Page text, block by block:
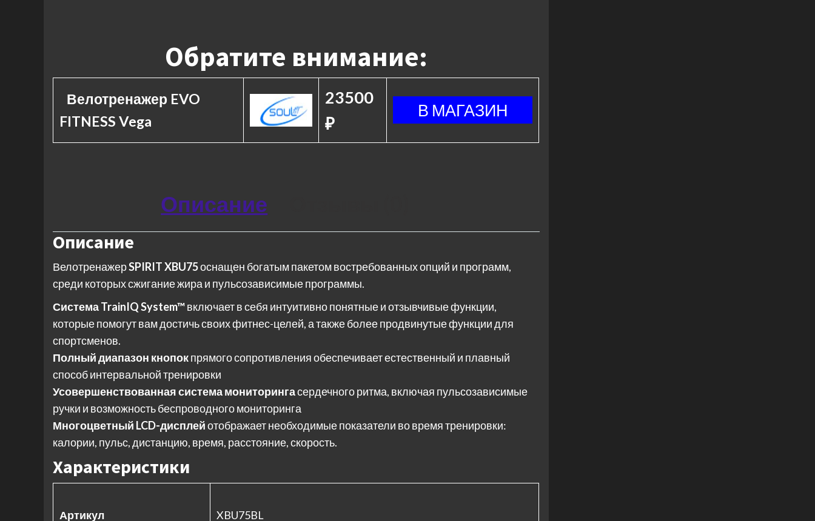
Обратите внимание:
Велотренажер EVO
FITNESS Vega
23500
₽
Описание
Описание
ВелотренажерSPIRIT XBU75оснащен богатым пакетом востребованных опций и программ,
среди которых сжигание жира и пульсозависимые программы.
Система TrainIQ System™включает в себя интуитивно понятные и отзывчивые функции,
которые помогут вам достичь своих фитнес-целей, а также более продвинутые функции для
спортсменов.
Полный диапазон кнопокпрямого сопротивления обеспечивает естественный и плавный
способ интервальной тренировки
Усовершенствованная система мониторингасердечного ритма, включая пульсозависимые
ручки и возможность беспроводного мониторинга
Многоцветный LCD-дисплейотображает необходимые показатели во время тренировки:
калории, пульс, дистанцию, время, расстояние, скорость.
Характеристики
Артикул XBU75BL